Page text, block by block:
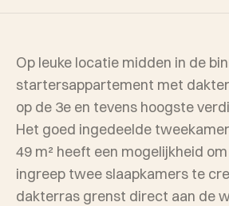
Op leuke locatie midden in de
startersappartement met
op de 3e en tevens hoogste
Het goed ingedeelde
49 m² heeft een mogelijkheid
ingreep twee slaapkamers te
dakterras grenst direct aan de